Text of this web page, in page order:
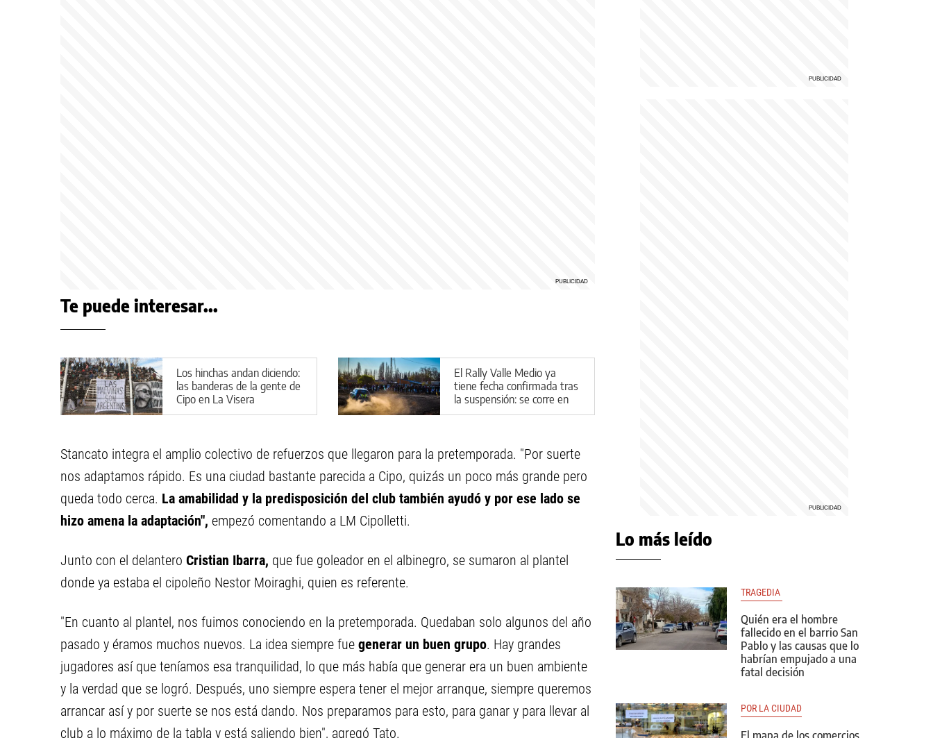
Te puede interesar...
Los hinchas andan diciendo:
las banderas de la gente de
Cipo en La Visera
El Rally Valle Medio ya
tiene fecha confirmada tras
la suspensión: se corre en
General Conesa
Stancato integra el amplio colectivo de refuerzos que llegaron para la pretemporada. "Por suerte
nos adaptamos rápido. Es una ciudad bastante parecida a Cipo, quizás un poco más grande pero
queda todo cerca. La amabilidad y la predisposición del club también ayudó y por ese lado se
hizo amena la adaptación", empezó comentando a LM Cipolletti.
Junto con el delantero Cristian Ibarra, que fue goleador en el albinegro, se sumaron al plantel
donde ya estaba el cipoleño Nestor Moiraghi, quien es referente.
"En cuanto al plantel, nos fuimos conociendo en la pretemporada. Quedaban solo algunos del año
pasado y éramos muchos nuevos. La idea siempre fue generar un buen grupo. Hay grandes
jugadores así que teníamos esa tranquilidad, lo que más había que generar era un buen ambiente
y la verdad que se logró. Después, uno siempre espera tener el mejor arranque, siempre queremos
arrancar así y por suerte se nos está dando. Nos preparamos para esto, para ganar y para llevar al
club a lo máximo de la tabla y está saliendo bien", agregó Tato.
Lo más leído
TRAGEDIA
Quién era el hombre
fallecido en el barrio San
Pablo y las causas que lo
habrían empujado a una
fatal decisión
POR LA CIUDAD
El mapa de los comercios